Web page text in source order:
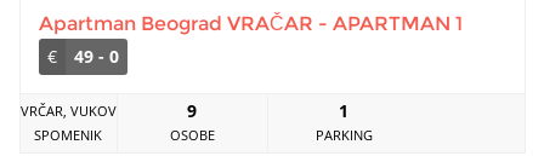
Apartman Beograd VRAČAR - APARTMAN 1
€
49 - 0
VRČAR, VUKOV
SPOMENIK
9
OSOBE
1
PARKING